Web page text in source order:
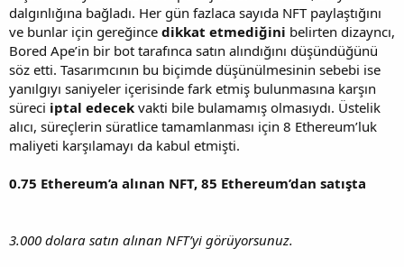
dalgınlığına bağladı. Her gün fazlaca sayıda NFT paylaştığını
ve bunlar için gereğince dikkat etmediğini belirten dizayncı,
Bored Ape’in bir bot tarafınca satın alındığını düşündüğünü
söz etti. Tasarımcının bu biçimde düşünülmesinin sebebi ise
yanılgıyı saniyeler içerisinde fark etmiş bulunmasına karşın
süreci iptal edecek vakti bile bulamamış olmasıydı. Üstelik
alıcı, süreçlerin süratlice tamamlanması için 8 Ethereum’luk
maliyeti karşılamayı da kabul etmişti.
0.75 Ethereum’a alınan NFT, 85 Ethereum’dan satışta
3.000 dolara satın alınan NFT’yi görüyorsunuz.